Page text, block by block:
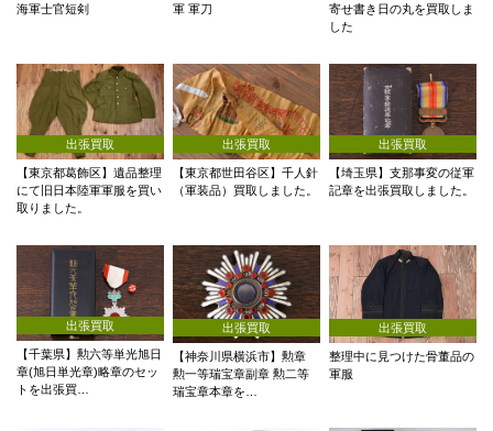
海軍士官短剣
軍 軍刀
寄せ書き日の丸を買取しま
した
出張買取
【東京都葛飾区】遺品整理
にて旧日本陸軍軍服を買い
取りました。
出張買取
【東京都世田谷区】千人針
（軍装品）買取しました。
出張買取
【埼玉県】支那事変の従軍
記章を出張買取しました。
出張買取
【千葉県】勲六等単光旭日
章(旭日単光章)略章のセッ
トを出張買…
出張買取
【神奈川県横浜市】勲章
勲一等瑞宝章副章 勲二等
瑞宝章本章を…
出張買取
整理中に見つけた骨董品の
軍服